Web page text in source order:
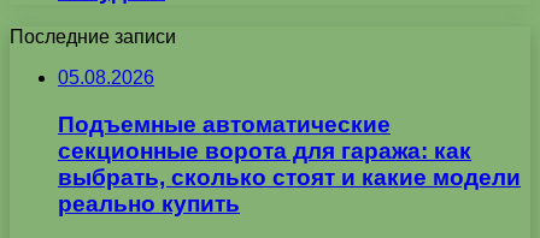
Последние записи
05.08.2026
Подъемные автоматические
секционные ворота для гаража: как
выбрать, сколько стоят и какие модели
реально купить